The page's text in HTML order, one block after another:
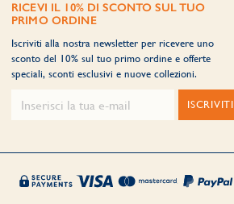
RICEVI IL 10% DI SCONTO SUL TUO
PRIMO ORDINE
Iscriviti alla nostra newsletter per ricevere uno
sconto del 10% sul tuo primo ordine e offerte
speciali, sconti esclusivi e nuove collezioni.
ISCRIVITI